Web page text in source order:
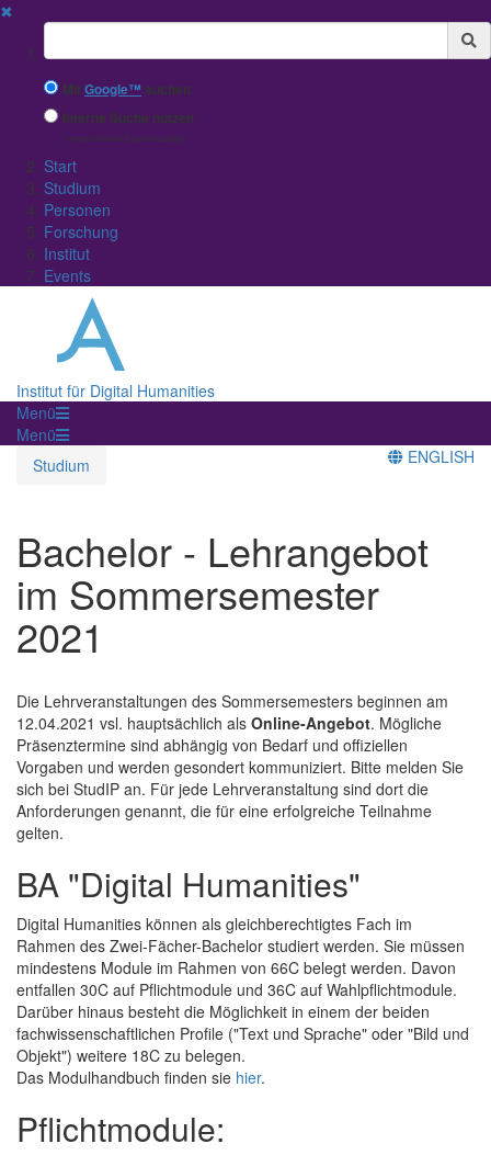
✖
Suchbegriff
MitGoogle™ suchen
Interne Suche nutzen
(eingeschränkte Ergebnisqualität)
Start
Studium
Personen
Forschung
Institut
Events
Institut für Digital Humanities
Menü
Menü
Studium
ENGLISH
Bachelor - Lehrangebot
im Sommersemester
2021
Die Lehrveranstaltungen des Sommersemesters beginnen am
12.04.2021 vsl. hauptsächlich als Online-Angebot. Mögliche
Präsenztermine sind abhängig von Bedarf und offiziellen
Vorgaben und werden gesondert kommuniziert. Bitte melden Sie
sich bei StudIP an. Für jede Lehrveranstaltung sind dort die
Anforderungen genannt, die für eine erfolgreiche Teilnahme
gelten.
BA "Digital Humanities"
Digital Humanities können als gleichberechtigtes Fach im
Rahmen des Zwei-Fächer-Bachelor studiert werden. Sie müssen
mindestens Module im Rahmen von 66C belegt werden. Davon
entfallen 30C auf Pflichtmodule und 36C auf Wahlpflichtmodule.
Darüber hinaus besteht die Möglichkeit in einem der beiden
fachwissenschaftlichen Profile ("Text und Sprache" oder "Bild und
Objekt") weitere 18C zu belegen.
Das Modulhandbuch finden sie hier.
Pflichtmodule: